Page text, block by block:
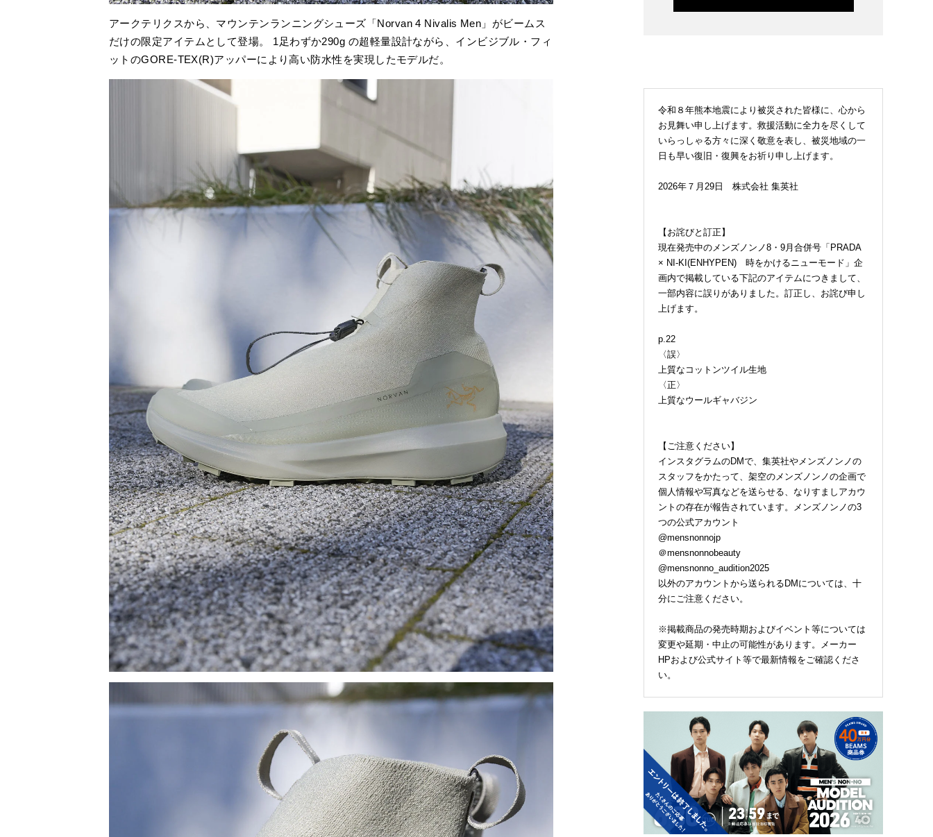
アークテリクスから、マウンテンランニングシューズ「Norvan 4 Nivalis Men」がビームス
だけの限定アイテムとして登場。 1足わずか290g の超軽量設計ながら、インビジブル・フィ
ットのGORE-TEX(R)アッパーにより高い防水性を実現したモデルだ。
令和８年熊本地震により被災された皆様に、心から
お見舞い申し上げます。救援活動に全力を尽くして
いらっしゃる方々に深く敬意を表し、被災地域の一
日も早い復旧・復興をお祈り申し上げます。
2026年７月29日 株式会社 集英社
【お詫びと訂正】
現在発売中のメンズノンノ8・9月合併号「PRADA
× NI-KI(ENHYPEN) 時をかけるニューモード」企
画内で掲載している下記のアイテムにつきまして、
一部内容に誤りがありました。訂正し、お詫び申し
上げます。
p.22
〈誤〉
上質なコットンツイル生地
〈正〉
上質なウールギャバジン
【ご注意ください】
インスタグラムのDMで、集英社やメンズノンノの
スタッフをかたって、架空のメンズノンノの企画で
個人情報や写真などを送らせる、なりすましアカウ
ントの存在が報告されています。メンズノンノの3
つの公式アカウント
@mensnonnojp
＠mensnonnobeauty
@mensnonno_audition2025
以外のアカウントから送られるDMについては、十
分にご注意ください。
※掲載商品の発売時期およびイベント等については
変更や延期・中止の可能性があります。メーカー
HPおよび公式サイト等で最新情報をご確認くださ
い。